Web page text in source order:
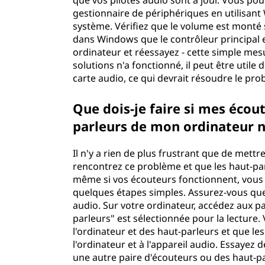
gestionnaire de périphériques en
système. Vérifiez que le volume est
dans Windows que le contrôleur principal
ordinateur et réessayez - cette simple
solutions n'a fonctionné, il peut être utile
carte audio, ce qui devrait résoudre le
Que dois-je faire si mes
parleurs de mon ordinateur
Il n'y a rien de plus frustrant que de
rencontrez ce problème et que les haut-
même si vos écouteurs fonctionnent,
quelques étapes simples. Assurez-vous
audio. Sur votre ordinateur, accédez aux
parleurs" est sélectionnée pour la lecture.
l'ordinateur et des haut-parleurs et que
l'ordinateur et à l'appareil audio. Essayez
une autre paire d'écouteurs ou des haut-